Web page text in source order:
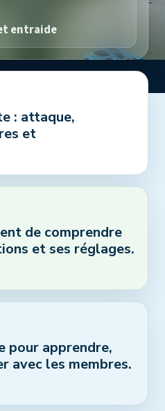
entraide
: attaque,
et
de comprendre
et ses réglages.
pour apprendre,
avec les membres.